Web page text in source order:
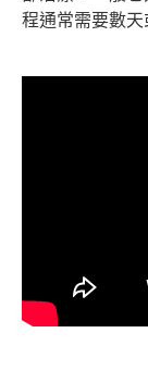
程通常需要數天